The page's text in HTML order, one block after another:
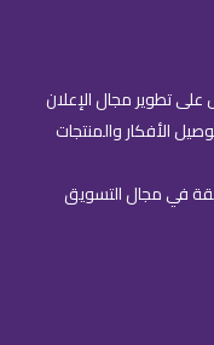
تطوير مجال الإعلان
الأفكار والمنتجات
من خبرات سابقة في مجال التسويق